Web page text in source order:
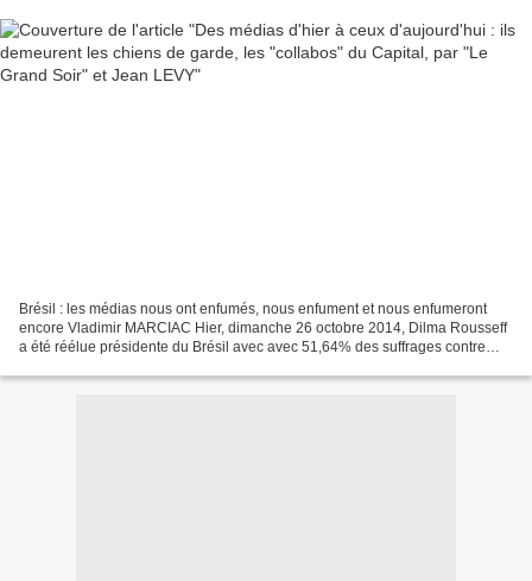
Brésil : les médias nous ont enfumés, nous enfument et nous enfumeront
encore Vladimir MARCIAC Hier, dimanche 26 octobre 2014, Dilma Rousseff
a été réélue présidente du Brésil avec avec 51,64% des suffrages contre